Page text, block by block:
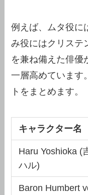
例えば、ムタ役に
み役にはクリステ
を兼ね備えた俳優
一層高めています
トをまとめます。
キャラクター名
Haru Yoshioka (
ハル)
Baron Humbert